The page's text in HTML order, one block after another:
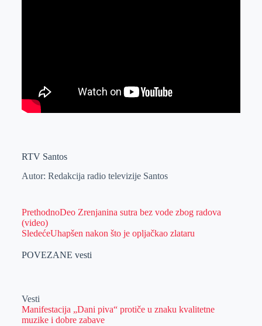
RTV Santos
Autor: Redakcija radio televizije Santos
PrethodnoDeo Zrenjanina sutra bez vode zbog radova
(video)
SledećeUhapšen nakon što je opljačkao zlataru
POVEZANE vesti
Vesti
Manifestacija „Dani piva“ protiče u znaku kvalitetne
muzike i dobre zabave